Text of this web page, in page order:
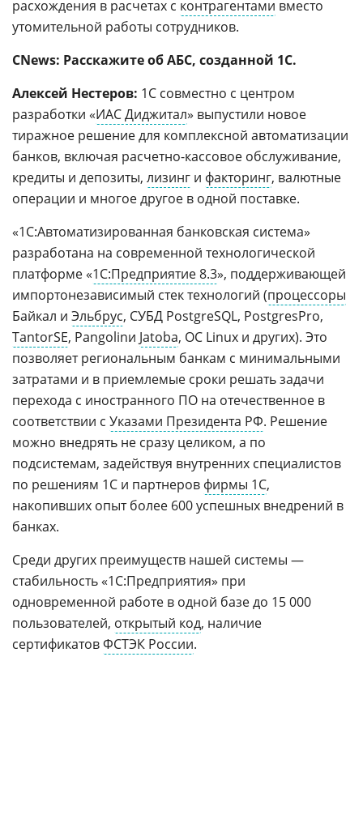
расхождения в расчетах с контрагентами вместо
утомительной работы сотрудников.
CNews: Расскажите об АБС, созданной 1С.
Алексей Нестеров: 1С совместно с центром
разработки «ИАС Диджитал» выпустили новое
тиражное решение для комплексной автоматизации
банков, включая расчетно-кассовое обслуживание,
кредиты и депозиты, лизинг и факторинг, валютные
операции и многое другое в одной поставке.
«1С:Автоматизированная банковская система»
разработана на современной технологической
платформе «1С:Предприятие 8.3», поддерживающей
импортонезависимый стек технологий (процессоры
Байкал и Эльбрус, СУБД PostgreSQL, PostgresPro,
TantorSE, Pangolinи Jatoba, ОС Linux и других). Это
позволяет региональным банкам с минимальными
затратами и в приемлемые сроки решать задачи
перехода с иностранного ПО на отечественное в
соответствии с Указами Президента РФ. Решение
можно внедрять не сразу целиком, а по
подсистемам, задействуя внутренних специалистов
по решениям 1С и партнеров фирмы 1С,
накопивших опыт более 600 успешных внедрений в
банках.
Среди других преимуществ нашей системы —
стабильность «1С:Предприятия» при
одновременной работе в одной базе до 15 000
пользователей, открытый код, наличие
сертификатовФСТЭК России.